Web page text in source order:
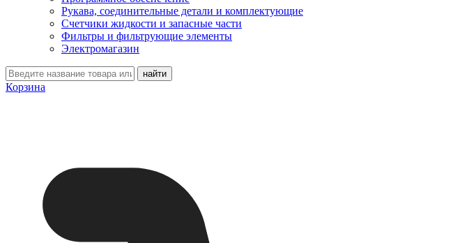
Рукава, соединительные детали и комплектующие
Счетчики жидкости и запасные части
Фильтры и фильтрующие элементы
Электромагазин
Корзина